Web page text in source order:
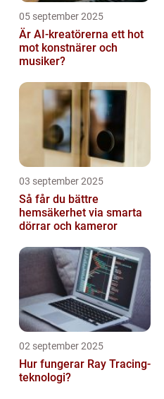
05 september 2025
Är AI-kreatörerna ett hot
mot konstnärer och
musiker?
03 september 2025
Så får du bättre
hemsäkerhet via smarta
dörrar och kameror
02 september 2025
Hur fungerar Ray Tracing-
teknologi?